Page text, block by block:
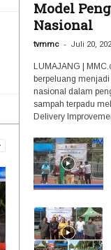
Model
Nasional
tvmmc - Juli 20,
LUMAJANG |
berpeluang
nasional dalam
sampah terpadu
Delivery